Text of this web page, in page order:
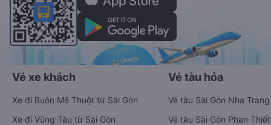
Vé xe khách
Xe đi Buôn Mê Thuột từ Sài Gòn
Xe đi Vũng Tàu từ Sài Gòn
Vé tàu hỏa
Vé tàu Sài Gòn Nha Trang
Vé tàu Sài Gòn Phan Thiết